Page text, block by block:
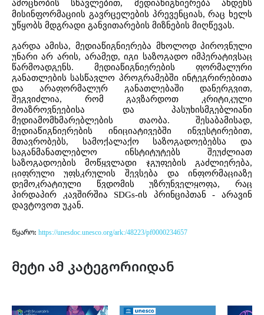
ამოცნობის სწავლებით, მედიაწიგნიერება ახდენს
მისინფორმაციის გავრცელების პრევენციას, რაც ხელს
უწყობს მდგრადი განვითარების მიზნების მიღწევას.
გარდა ამისა, მედიაწიგნიერება მხოლოდ პიროვნული
უნარი არ არის, არამედ, იგი საზოგადო იმპერატივსაც
წარმოადგენს. მედიაწიგნიერების ფორმალური
განათლების სასწავლო პროგრამებში ინტეგრირებითა
და არაფორმალურ განათლებაში დანერგვით,
შეგვიძლია, რომ გავზარდოთ კრიტიკული
მოაზროვნეებისა და პასუხისმგებლიანი
მედიამომხმარებლების თაობა. შესაბამისად,
მედიაწიგნიერების ინიციატივებში ინვესტირებით,
მთავრობებს, სამოქალაქო საზოგადოებებსა და
საგანმანათლებლო ინსტიტუტებს შეუძლიათ
საზოგადოების მოწყვლადი ჯგუფების გაძლიერება,
ციფრული უფსკრულის შევსება და ინფორმაციაზე
დემოკრატიული წვდომის უზრუნველყოფა, რაც
პირდაპირ კავშირშია SDGs-ის პრინციპთან - არავინ
დავტოვოთ უკან.
წყარო: https://unesdoc.unesco.org/ark:/48223/pf0000234657
მეტი ამ კატეგორიიდან